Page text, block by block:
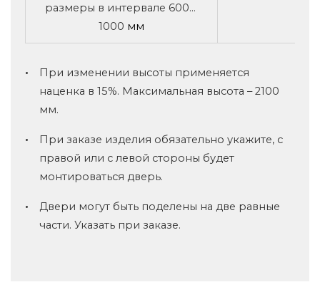
размеры в интервале 600...
1000 мм
При изменении высоты применяется
наценка в 15%. Максимальная высота – 2100
мм.
При заказе изделия обязательно укажите, с
правой или с левой стороны будет
монтироваться дверь.
Двери могут быть поделены на две равные
части. Указать при заказе.